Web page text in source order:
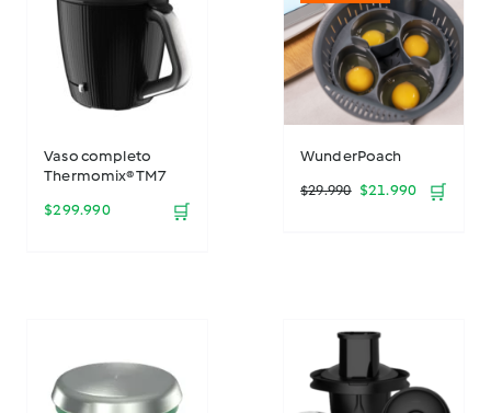
Vaso completo
Thermomix® TM7
$299.990 🛒
WunderPoach
$29.990 El
$29.990.
$21.990El 🛒